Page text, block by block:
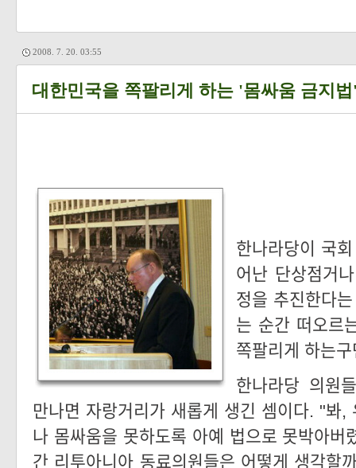
2008. 7. 20. 03:55
대한민국을 쪽팔리게 하는 '몸싸움 금지
한나라당이 국
어난 단상점거
정을 추진한다
는 순간 떠오르
쪽팔리게 하는
한나라당 의원
만나면 자랑거리가 새롭게 생긴 셈이다. "봐,
나 몸싸움을 못하도록 아예 법으로 못박아
간 리투아니아 동료의원들은 어떻게 생각할